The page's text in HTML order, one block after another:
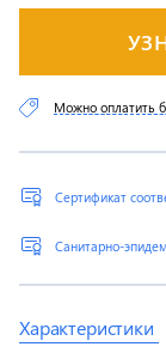
Сертификат
Санитарно-
Можно оплатить
Характеристики